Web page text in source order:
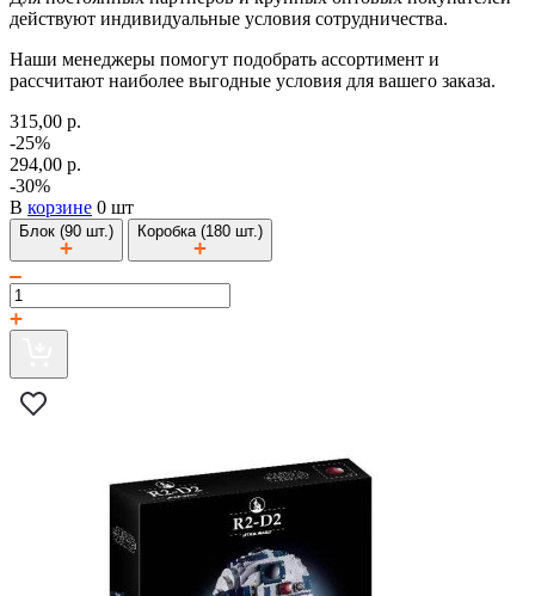
действуют индивидуальные условия сотрудничества.
Наши менеджеры помогут подобрать ассортимент и
рассчитают наиболее выгодные условия для вашего заказа.
315,00 р.
-25%
294,00 р.
-30%
В корзине 0 шт
Блок (90 шт.) Коробка (180 шт.)